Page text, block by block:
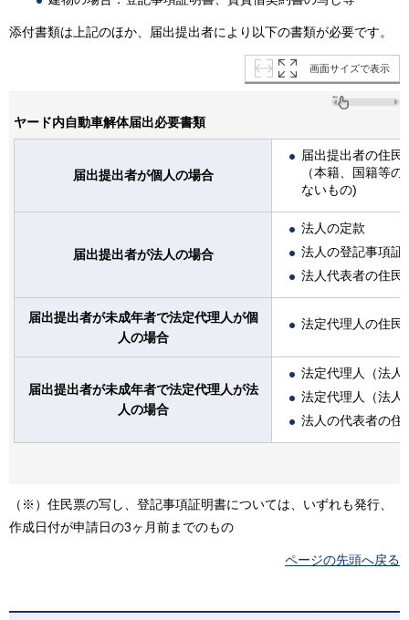
添付書類は上記のほか、届出提出者により以下の書類が必要です。
画面サイズで表示
ヤード内自動車解体届出必要書類
届出提出者が個人の場合
届出提出者の住
（本籍、国籍等
ないもの)
届出提出者が法人の場合
法人の定款
法人の登記事項
法人代表者の住
届出提出者が未成年者で法定代理人が個
人の場合
法定代理人の住
届出提出者が未成年者で法定代理人が法
人の場合
法定代理人（法人
法定代理人（法
法人の代表者の
（※）住民票の写し、登記事項証明書については、いずれも発行、
作成日付が申請日の3ヶ月前までのもの
ページの先頭へ戻る